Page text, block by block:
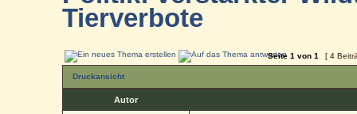
Tierverbote
Seite1 von1 [ 4
Druckansicht
Autor